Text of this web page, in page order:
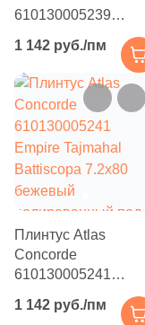
Коричневый ( 7 )
Красный ( 7)
)
Микс (7 )
Оранжевый (7
Песочный (7)
610130005239
Battiscopa 7.2x80
бежевый
полированный под
камень
1 142 руб./пм
Плинтус Atlas
Concorde
610130005241
Battiscopa 7.2x80
1 142 руб./пм